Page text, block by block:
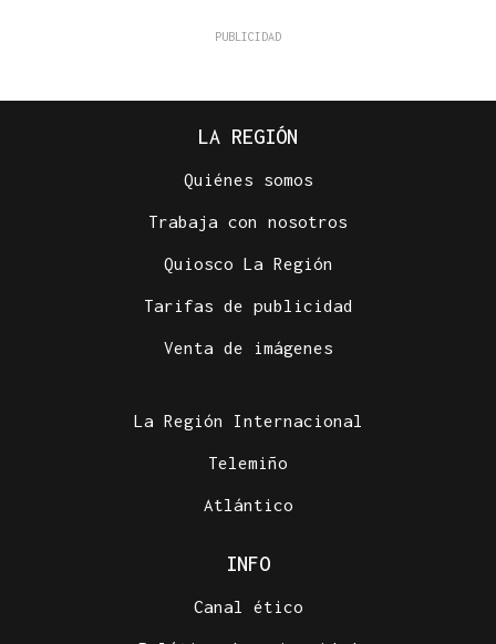
LA REGIÓN
Quiénes somos
Trabaja con nosotros
Quiosco La Región
Tarifas de publicidad
Venta de imágenes
La Región Internacional
Telemiño
Atlántico
INFO
Canal ético